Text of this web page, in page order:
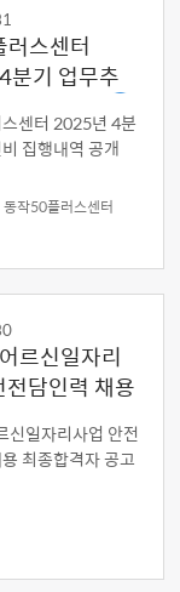
스센터
기 업무추
내역 공개
센터 2025년 4분
집행내역 공개
동작50플러스센터
르신일자리
전담인력 채용
공고
신일자리사업 안전
최종합격자 공고